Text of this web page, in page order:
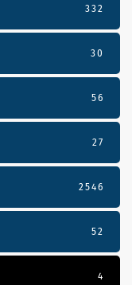
332
30
56
27
2546
52
4